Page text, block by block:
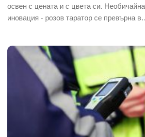
освен с цената и с цвета си.
иновация - розов таратор се превърна